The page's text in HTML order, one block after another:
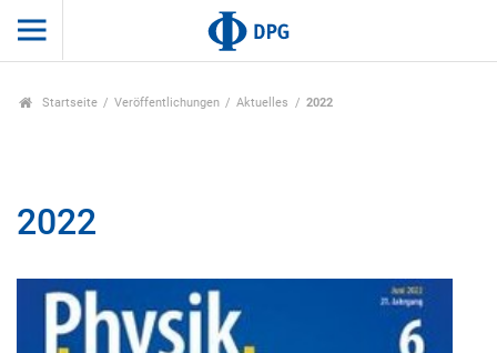
Startseite Veröffentlichungen Aktuelles 2022
2022